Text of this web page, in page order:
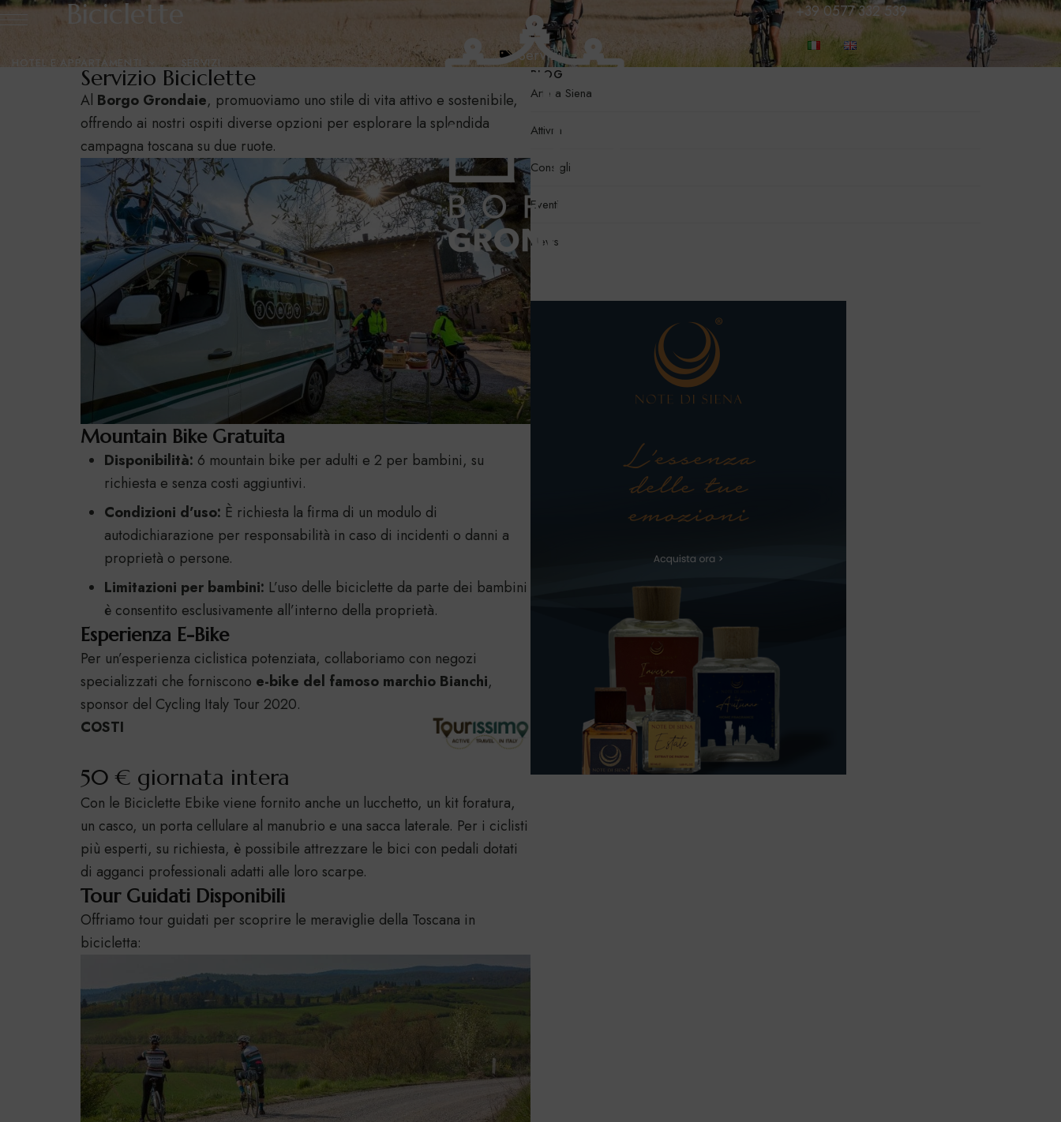
HOTEL E APPARTAMENTI SERVIZI
BLOG CONTATTI
+39 0577 332 539
Biciclette
Servizi
Servizio Biciclette
Al Borgo Grondaie, promuoviamo uno stile di vita attivo e sostenibile,
offrendo ai nostri ospiti diverse opzioni per esplorare la splendida
campagna toscana su due ruote.
Mountain Bike Gratuita
Disponibilità: 6 mountain bike per adulti e 2 per bambini, su
richiesta e senza costi aggiuntivi.
Condizioni d’uso: È richiesta la firma di un modulo di
autodichiarazione per responsabilità in caso di incidenti o danni a
proprietà o persone.
Limitazioni per bambini: L’uso delle biciclette da parte dei bambini
è consentito esclusivamente all’interno della proprietà.
Esperienza E-Bike
Per un’esperienza ciclistica potenziata, collaboriamo con negozi
specializzati che forniscono e-bike del famoso marchio Bianchi,
sponsor del Cycling Italy Tour 2020.
COSTI
50 € giornata intera
Con le Biciclette Ebike viene fornito anche un lucchetto, un kit foratura,
un casco, un porta cellulare al manubrio e una sacca laterale. Per i ciclisti
più esperti, su richiesta, è possibile attrezzare le bici con pedali dotati
di agganci professionali adatti alle loro scarpe.
Tour Guidati Disponibili
Offriamo tour guidati per scoprire le meraviglie della Toscana in
bicicletta:
BLOG
Arte a Siena
Attività
Consigli
Eventi
News